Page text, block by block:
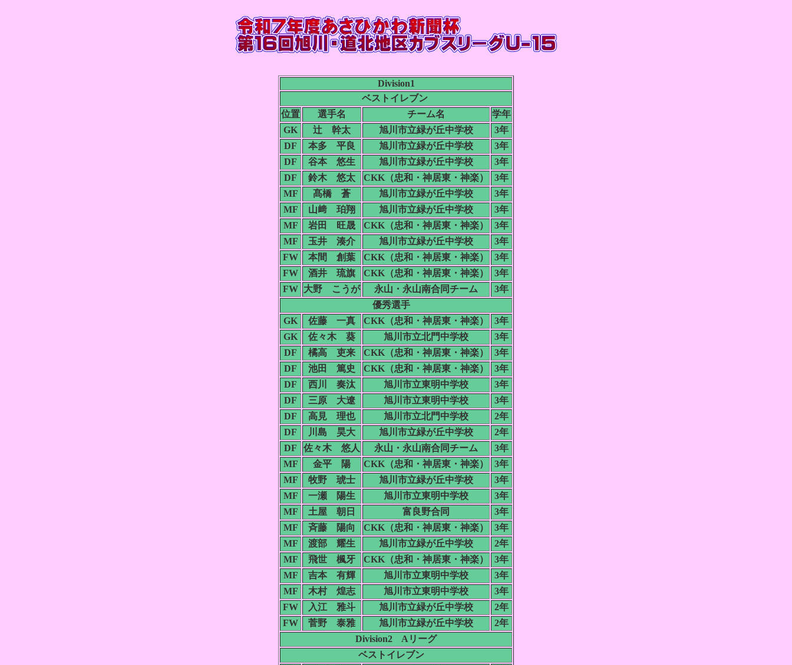
Division1
ベストイレブン
位置
選手名 チーム名
学年
GK
辻 幹太 旭川市立緑が丘中学校
3年
DF
本多 平良 旭川市立緑が丘中学校
3年
DF
谷本 悠生 旭川市立緑が丘中学校
3年
DF
鈴木 悠太 CKK（忠和・神居東・神楽）
3年
MF
髙橋 蒼 旭川市立緑が丘中学校
3年
MF
山﨑 珀翔 旭川市立緑が丘中学校
3年
MF
岩田 旺晟 CKK（忠和・神居東・神楽）
3年
MF
玉井 湊介 旭川市立緑が丘中学校
3年
FW
本間 創葉 CKK（忠和・神居東・神楽）
3年
FW
酒井 琉旗 CKK（忠和・神居東・神楽）
3年
FW 大野 こうが 永山・永山南合同チーム
3年
優秀選手
GK
佐藤 一真 CKK（忠和・神居東・神楽）
3年
GK
佐々木 葵 旭川市立北門中学校
3年
DF
橘高 吏来 CKK（忠和・神居東・神楽）
3年
DF
池田 篤史 CKK（忠和・神居東・神楽）
3年
DF
西川 奏汰 旭川市立東明中学校
3年
DF
三原 大遼 旭川市立東明中学校
3年
DF
高見 理也 旭川市立北門中学校
2年
DF
川島 昊大 旭川市立緑が丘中学校
2年
DF
佐々木 悠人 永山・永山南合同チーム
3年
MF
金平 陽 CKK（忠和・神居東・神楽）
3年
MF
牧野 琥士 旭川市立緑が丘中学校
3年
MF
一瀬 陽生 旭川市立東明中学校
3年
MF
土屋 朝日 富良野合同
3年
MF
斉藤 陽向 CKK（忠和・神居東・神楽）
3年
MF
渡部 耀生 旭川市立緑が丘中学校
2年
MF
飛世 楓牙 CKK（忠和・神居東・神楽）
3年
MF
吉本 有輝 旭川市立東明中学校
3年
MF
木村 煌志 旭川市立東明中学校
3年
FW
入江 雅斗 旭川市立緑が丘中学校
2年
FW
菅野 泰雅 旭川市立緑が丘中学校
2年
Division2 Aリーグ
ベストイレブン